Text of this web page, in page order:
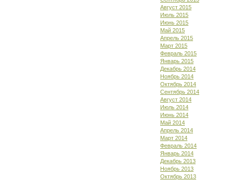
Август 2015
Июль 2015
Июнь 2015
Май 2015
Апрель 2015
Март 2015
Февраль 2015
Январь 2015
Декабрь 2014
Ноябрь 2014
Октябрь 2014
Сентябрь 2014
Август 2014
Июль 2014
Июнь 2014
Май 2014
Апрель 2014
Март 2014
Февраль 2014
Январь 2014
Декабрь 2013
Ноябрь 2013
Октябрь 2013